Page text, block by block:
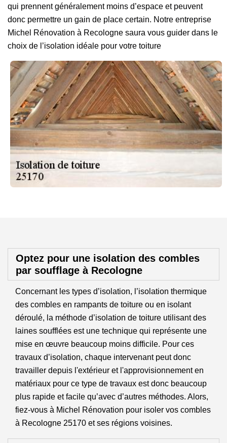
qui prennent généralement moins d’espace et peuvent
donc permettre un gain de place certain. Notre entreprise
Michel Rénovation à Recologne saura vous guider dans le
choix de l’isolation idéale pour votre toiture
Optez pour une isolation des combles
par soufflage à Recologne
Concernant les types d’isolation, l’isolation thermique
des combles en rampants de toiture ou en isolant
déroulé, la méthode d’isolation de toiture utilisant des
laines soufflées est une technique qui représente une
mise en œuvre beaucoup moins difficile. Pour ces
travaux d’isolation, chaque intervenant peut donc
travailler depuis l'extérieur et l'approvisionnement en
matériaux pour ce type de travaux est donc beaucoup
plus rapide et facile qu’avec d’autres méthodes. Alors,
fiez-vous à Michel Rénovation pour isoler vos combles
à Recologne 25170 et ses régions voisines.